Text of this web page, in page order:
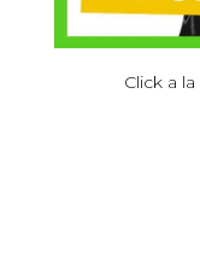
Click a la